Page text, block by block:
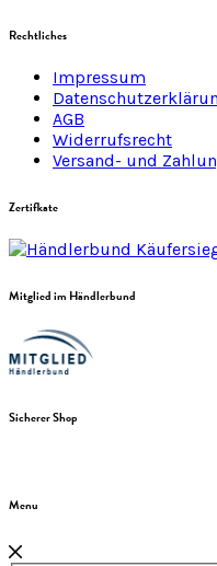
Rechtliches
Impressum
AGB
Widerrufsrecht
Versand- und
Zertifkate
Mitglied im Händlerbund
Sicherer Shop
Menu